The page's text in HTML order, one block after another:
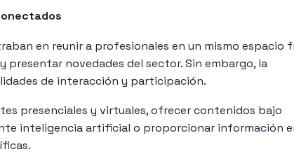
en reunir a profesionales en un mismo espacio
novedades del sector. Sin embargo, la
de interacción y participación.
presenciales y virtuales, ofrecer contenidos bajo
inteligencia artificial o proporcionar información